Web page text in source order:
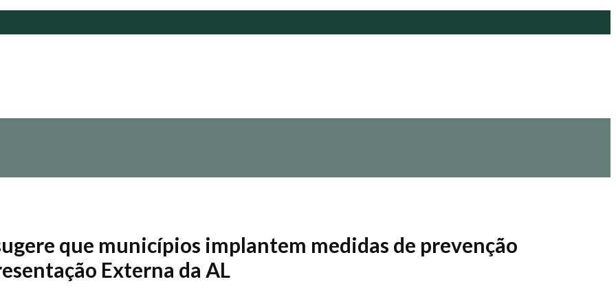
que municípios implantem medidas de prevenção
Externa da AL